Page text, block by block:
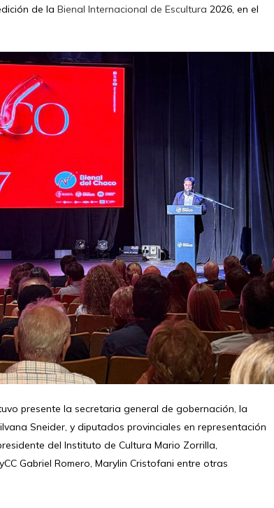
de la Bienal Internacional de Escultura 2026, en el
presente la secretaria general de gobernación, la
Sneider, y diputados provinciales en representación
del Instituto de Cultura Mario Zorrilla,
Gabriel Romero, Marylin Cristofani entre otras